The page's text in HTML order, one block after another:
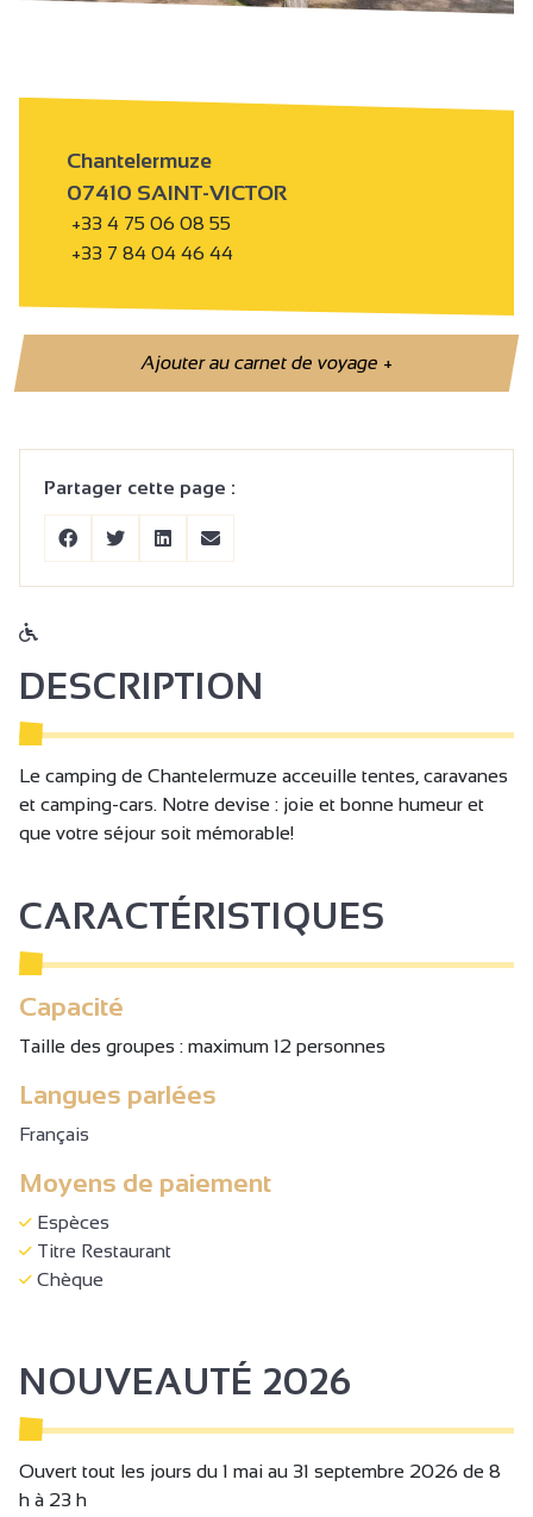
Chantelermuze
07410 SAINT-VICTOR
+33 4 75 06 08 55
+33 7 84 04 46 44
Ajouter au carnet de voyage+
Partager cette page :
DESCRIPTION
Le camping de Chantelermuze acceuille tentes, caravanes
et camping-cars. Notre devise : joie et bonne humeur et
que votre séjour soit mémorable!
CARACTÉRISTIQUES
Capacité
Taille des groupes : maximum 12 personnes
Langues parlées
Français
Moyens de paiement
Espèces
Titre Restaurant
Chèque
NOUVEAUTÉ 2026
Ouvert tout les jours du 1 mai au 31 septembre 2026 de 8
h à 23 h